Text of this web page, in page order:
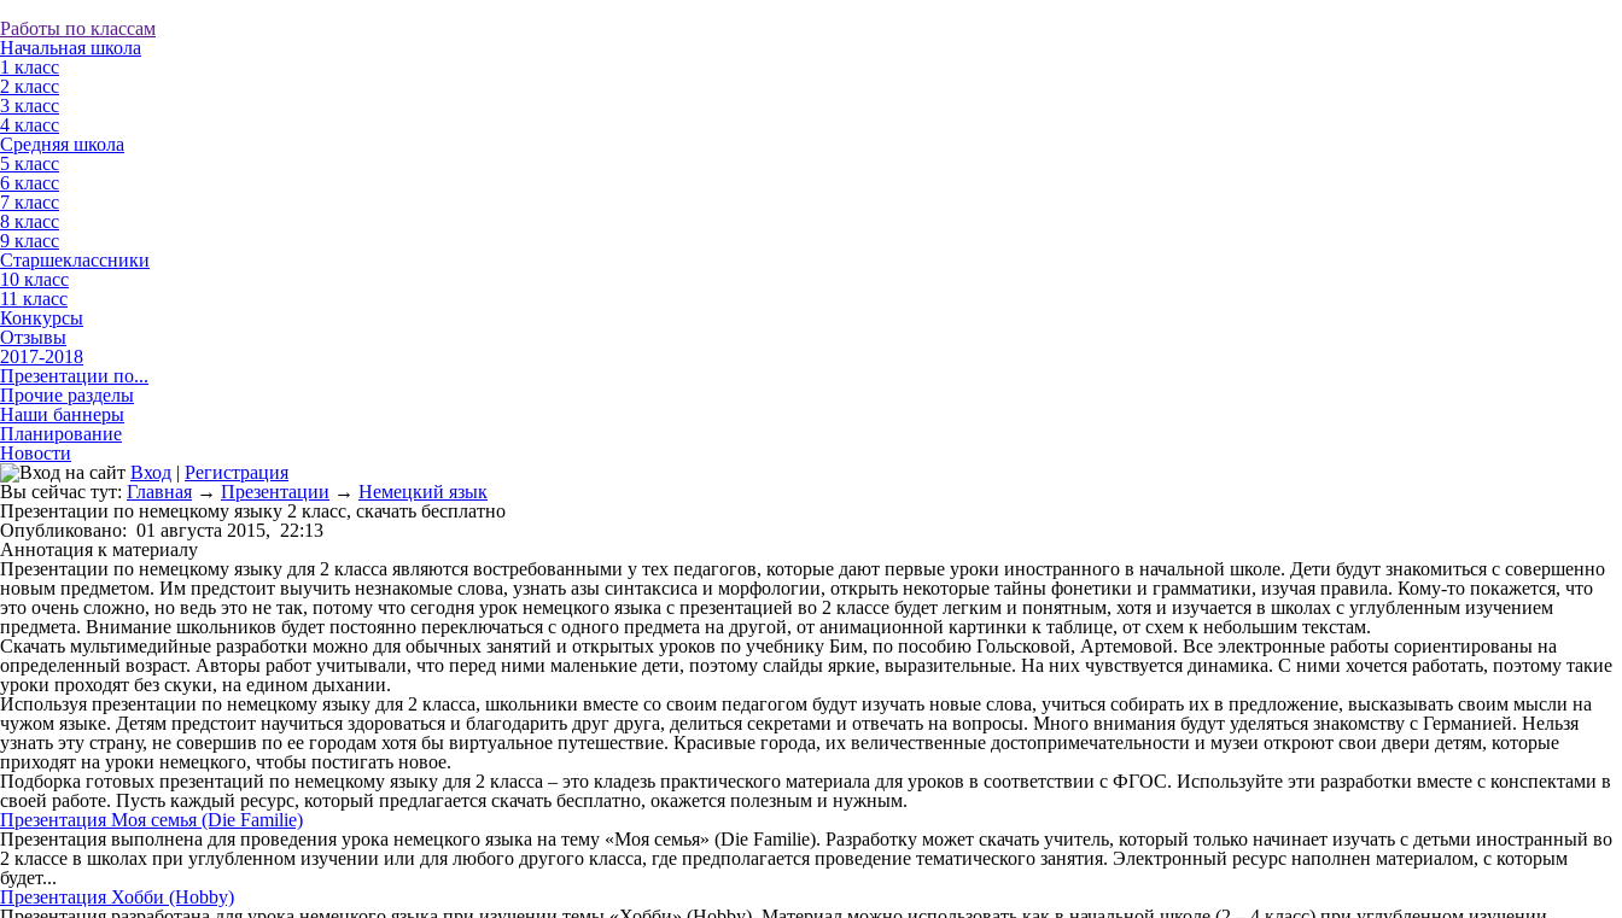
Работы по классам
Начальная школа
1 класс
2 класс
3 класс
4 класс
Средняя школа
5 класс
6 класс
7 класс
8 класс
9 класс
Старшеклассники
10 класс
11 класс
Конкурсы
Отзывы
2017-2018
Презентации по...
Прочие разделы
Наши баннеры
Планирование
Новости
Вход | Регистрация
Вы сейчас тут: Главная → Презентации → Немецкий язык
Презентации по немецкому языку 2 класс, скачать бесплатно
Опубликовано: 01 августа 2015, 22:13
Аннотация к материалу
Презентации по немецкому языку для 2 класса являются востребованными у тех педагогов, которые дают первые уроки иностранного в начальной школе. Дети будут знакомиться с совершенно
новым предметом. Им предстоит выучить незнакомые слова, узнать азы синтаксиса и морфологии, открыть некоторые тайны фонетики и грамматики, изучая правила. Кому-то покажется, что
это очень сложно, но ведь это не так, потому что сегодня урок немецкого языка с презентацией во 2 классе будет легким и понятным, хотя и изучается в школах с углубленным изучением
предмета. Внимание школьников будет постоянно переключаться с одного предмета на другой, от анимационной картинки к таблице, от схем к небольшим текстам.
Скачать мультимедийные разработки можно для обычных занятий и открытых уроков по учебнику Бим, по пособию Гольсковой, Артемовой. Все электронные работы сориентированы на
определенный возраст. Авторы работ учитывали, что перед ними маленькие дети, поэтому слайды яркие, выразительные. На них чувствуется динамика. С ними хочется работать, поэтому такие
уроки проходят без скуки, на едином дыхании.
Используя презентации по немецкому языку для 2 класса, школьники вместе со своим педагогом будут изучать новые слова, учиться собирать их в предложение, высказывать своим мысли на
чужом языке. Детям предстоит научиться здороваться и благодарить друг друга, делиться секретами и отвечать на вопросы. Много внимания будут уделяться знакомству с Германией. Нельзя
узнать эту страну, не совершив по ее городам хотя бы виртуальное путешествие. Красивые города, их величественные достопримечательности и музеи откроют свои двери детям, которые
приходят на уроки немецкого, чтобы постигать новое.
Подборка готовых презентаций по немецкому языку для 2 класса – это кладезь практического материала для уроков в соответствии с ФГОС. Используйте эти разработки вместе с конспектами в
своей работе. Пусть каждый ресурс, который предлагается скачать бесплатно, окажется полезным и нужным.
Презентация Моя семья (Die Familie)
Презентация выполнена для проведения урока немецкого языка на тему «Моя семья» (Die Familie). Разработку может скачать учитель, который только начинает изучать с детьми иностранный во
2 классе в школах при углубленном изучении или для любого другого класса, где предполагается проведение тематического занятия. Электронный ресурс наполнен материалом, с которым
будет...
Презентация Хобби (Hobby)